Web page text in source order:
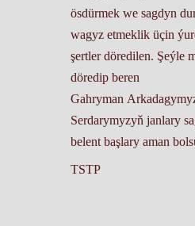
ösdürmek we sagdyn
wagyz etmeklik üçin
şertler döredilen. Şeýle
döredip beren
Gahryman
Serdarymyzyň janlary
belent başlary aman
TSTP